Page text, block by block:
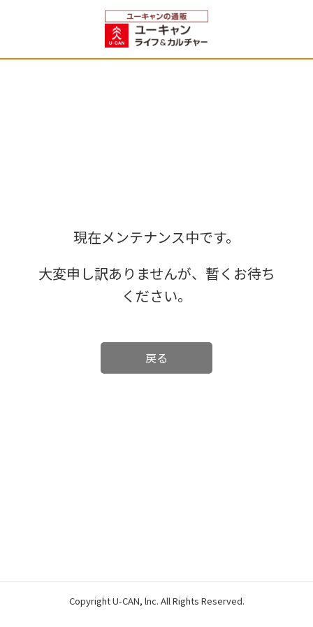
現在メンテナンス中です。
大変申し訳ありませんが、暫くお待ち
ください。
戻る
Copyright U-CAN, lnc. All Rights Reserved.